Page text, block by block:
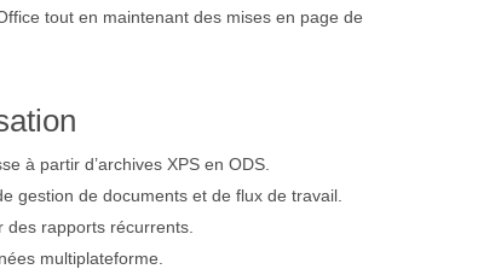
tout en maintenant des mises en page de
à partir d’archives XPS en ODS.
gestion de documents et de flux de travail.
des rapports récurrents.
multiplateforme.